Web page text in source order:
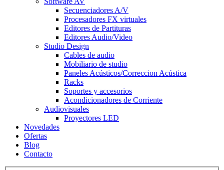
Secuenciadores A/V
Procesadores FX virtuales
Editores de Partituras
Editores Audio/Video
Studio Design
Cables de audio
Mobiliario de studio
Paneles Acústicos/Correccion Acústica
Racks
Soportes y accesorios
Acondicionadores de Corriente
Audiovisuales
Proyectores LED
Novedades
Ofertas
Blog
Contacto